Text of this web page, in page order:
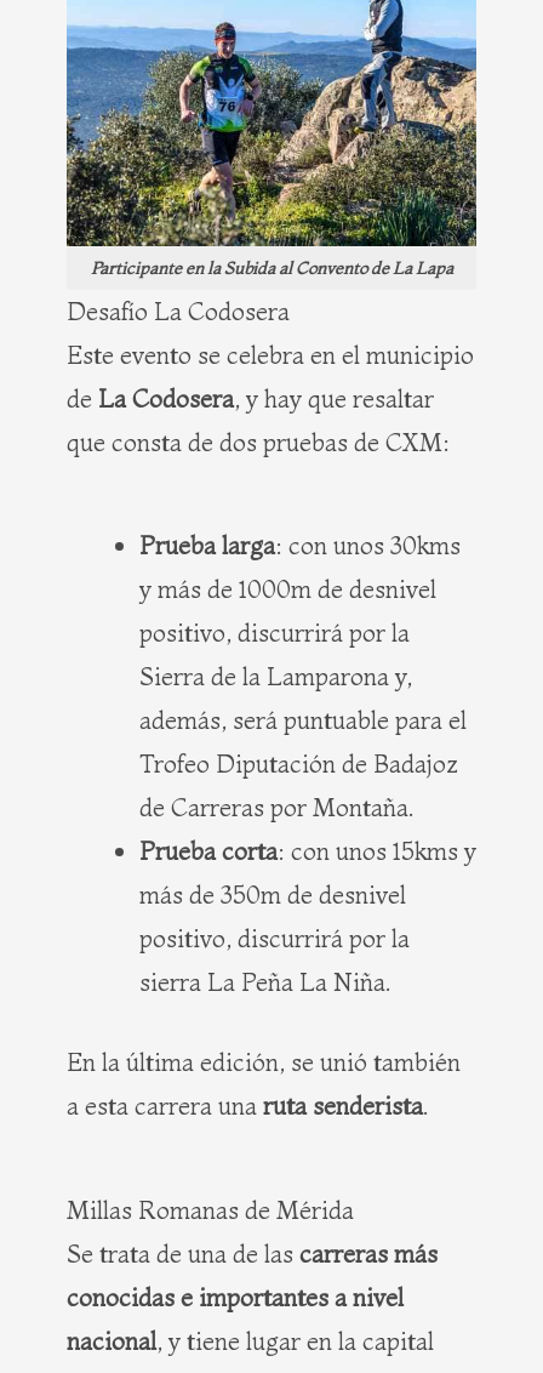
Participante en la Subida al Convento de La Lapa
Desafío La Codosera
Este evento se celebra en el municipio
de La Codosera, y hay que resaltar
que consta de dos pruebas de CXM:
Prueba larga: con unos 30kms
y más de 1000m de desnivel
positivo, discurrirá por la
Sierra de la Lamparona y,
además, será puntuable para el
Trofeo Diputación de Badajoz
de Carreras por Montaña.
Prueba corta: con unos 15kms y
más de 350m de desnivel
positivo, discurrirá por la
sierra La Peña La Niña.
En la última edición, se unió también
a esta carrera una ruta senderista.
Millas Romanas de Mérida
Se trata de una de las carreras más
conocidas e importantes a nivel
nacional, y tiene lugar en la capital